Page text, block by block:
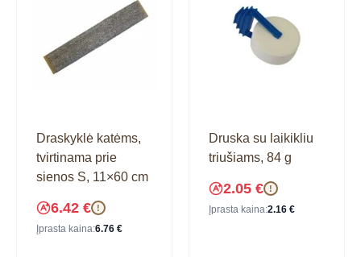
Draskyklė katėms,
tvirtinama prie
sienos S, 11×60 cm
6.42 € !
Įprasta kaina:6.76 €
Druska su laikikliu
triušiams, 84 g
2.05 € !
Įprasta kaina:2.16 €